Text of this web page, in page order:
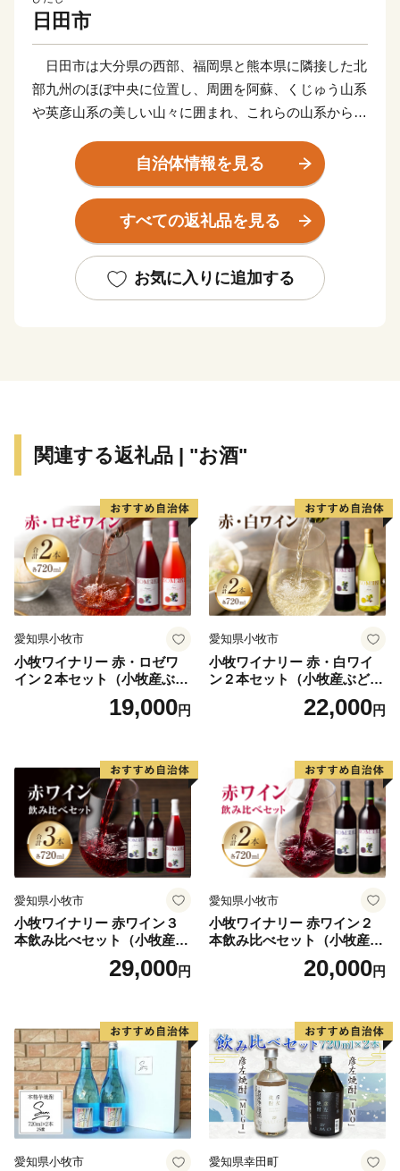
日田市
日田市は大分県の西部、福岡県と熊本県に隣接した北
部九州のほぼ中央に位置し、周囲を阿蘇、くじゅう山系
や英彦山系の美しい山々に囲まれ、これらの山系から流
陵地で市域が形成されています。気候は、内陸特有の性
質から寒暖の差が大きく、雨量も多いことから、四季の
移ろいがはっきりしているといった特徴があります。
え、江戸時代には幕府直轄地・天領として西国筋郡代が
置かれるなど、九州の政治・経済・文化の中心地として
自治体情報を見る
すべての返礼品を見る
お気に入りに追加する
関連する返礼品 | "お酒"
愛知県小牧市
小牧ワイナリー 赤・ロゼワ
イン２本セット（小牧産ぶど
19,000円
愛知県小牧市
小牧ワイナリー 赤・白ワイ
ン２本セット（小牧産ぶどう
22,000円
愛知県小牧市
小牧ワイナリー 赤ワイン３
本飲み比べセット（小牧産ぶ
どう100％使用）29,000円
愛知県小牧市
小牧ワイナリー 赤ワイン２
本飲み比べセット（小牧産ぶ
どう100％使用）20,000円
愛知県小牧市 愛知県幸田町